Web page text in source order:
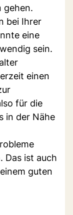
gehen.
bei Ihrer
eine
sein.
einen
für die
in der Nähe
Das ist auch
guten